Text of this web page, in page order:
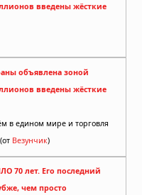
введены жёсткие
объявлена зоной
введены жёсткие
в едином мире и торговля
Везунчик)
70 лет. Его последний
чем просто